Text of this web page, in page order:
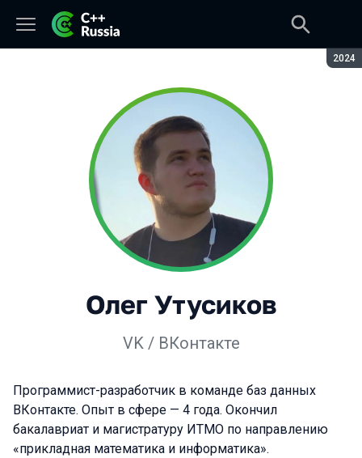
2024
Олег Утусиков
VK / ВКонтакте
Программист-разработчик в команде баз данных
ВКонтакте. Опыт в сфере — 4 года. Окончил
бакалавриат и магистратуру ИТМО по направлению
«прикладная математика и информатика».